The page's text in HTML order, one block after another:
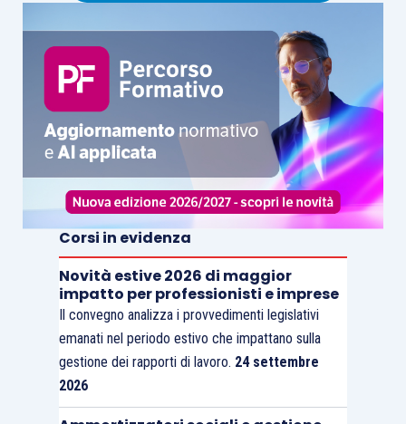
Corsi in evidenza
Novità estive 2026 di maggior
impatto per professionisti e imprese
Il convegno analizza i provvedimenti legislativi
emanati nel periodo estivo che impattano sulla
gestione dei rapporti di lavoro. 24 settembre
2026